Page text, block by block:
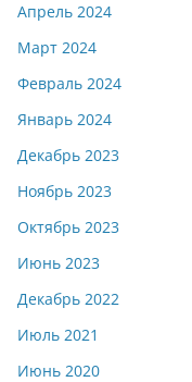
Апрель 2024
Март 2024
Февраль 2024
Январь 2024
Декабрь 2023
Ноябрь 2023
Октябрь 2023
Июнь 2023
Декабрь 2022
Июль 2021
Июнь 2020